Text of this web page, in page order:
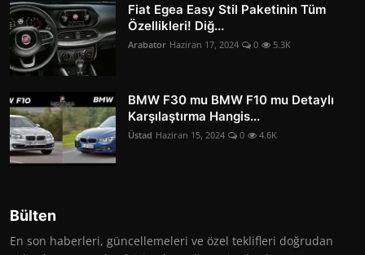
Fiat Egea Easy Stil Paketinin Tüm
Özellikleri! Diğ...
Arabator Haziran 17, 2024 0 5.3K
BMW F30 mu BMW F10 mu Detaylı
Karşılaştırma Hangis...
Üstad Haziran 15, 2024 0 4.6K
Bülten
En son haberleri, güncellemeleri ve özel teklifleri doğrudan